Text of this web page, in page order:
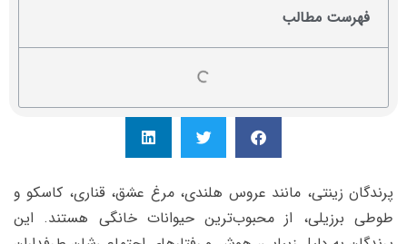
فهرست مطالب
پرندگان زینتی، مانند عروس هلندی، مرغ عشق، قناری، کاسکو و
طوطی برزیلی، از محبوب‌ترین حیوانات خانگی هستند. این